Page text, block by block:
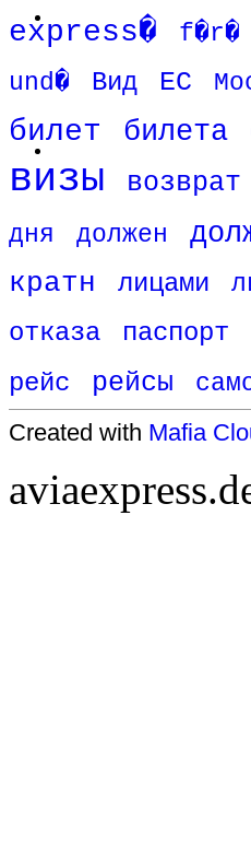
express� f�r�
und� Вид ЕС
билет билета
визы возврат
дня
должен
кратн лицами
отказа паспорт
рейс рейсы
Created with Mafia